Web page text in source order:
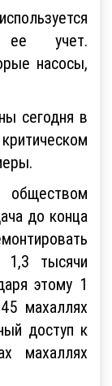
ее учет.
насосы,
сегодня в
до конца
1,3 тысячи
этому 1
махаллях
доступ к
махаллях